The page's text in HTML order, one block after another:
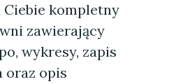
kompletny
zawierający
wykresy, zapis
oraz opis